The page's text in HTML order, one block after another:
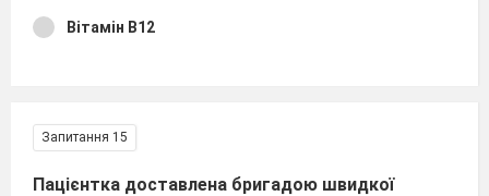
Вітамін В12
Запитання 15
Пацієнтка доставлена бригадою швидкої